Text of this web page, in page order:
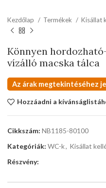
Kezdőlap Termékek Kisállat
Könnyen
vízálló macska tálca
Az árak megtekintéséhez
Hozzáadni a
Cikkszám: NB1185-80100
Kategóriák: WC-k, Kisállat
Részvény: